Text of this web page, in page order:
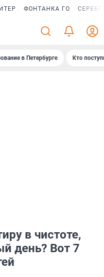
ФОНТАНКА ГО
в Петербурге Кто
в чистоте,
день? Вот 7